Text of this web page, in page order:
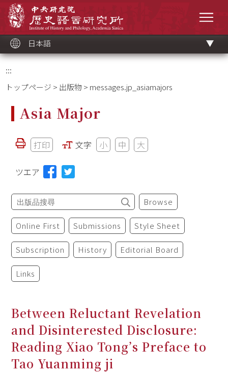
ッ
ク
日本語
:::
トップページ > 出版物 > messages.jp_asiamajors
Asia Major
打印 文字 小 中 大
ツエア
Browse
Online First Submissions Style Sheet
Subscription History Editorial Board
Links
Between Reluctant Revelation
and Disinterested Disclosure:
Reading Xiao Tong’s Preface to
Tao Yuanming ji